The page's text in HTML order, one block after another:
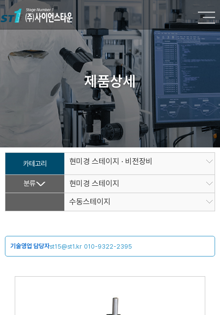
제품상세
카테고리 현미경 스테이지 · 비전장비
분류
현미경 스테이지
수동스테이지
기술영업 담당자st15@st1.kr 010-9322-2395